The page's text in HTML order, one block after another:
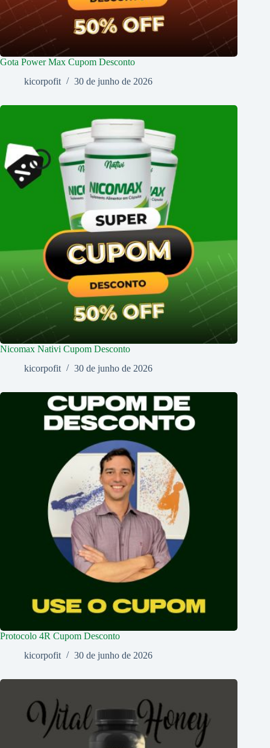
Gota Power Max Cupom Desconto
kicorpofit
30 de junho de 2026
Nicomax Nativi Cupom Desconto
kicorpofit
30 de junho de 2026
Protocolo 4R Cupom Desconto
kicorpofit
30 de junho de 2026